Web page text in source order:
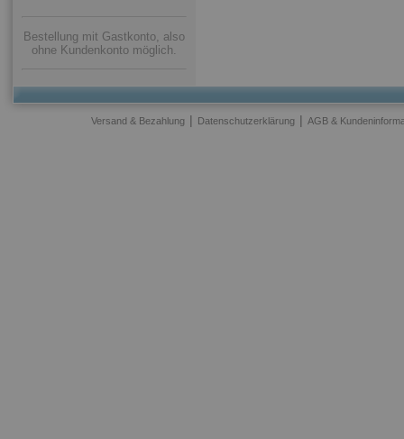
Bestellung mit Gastkonto, also
ohne Kundenkonto möglich.
Versand & Bezahlung | Datenschutzerklärung | AGB &